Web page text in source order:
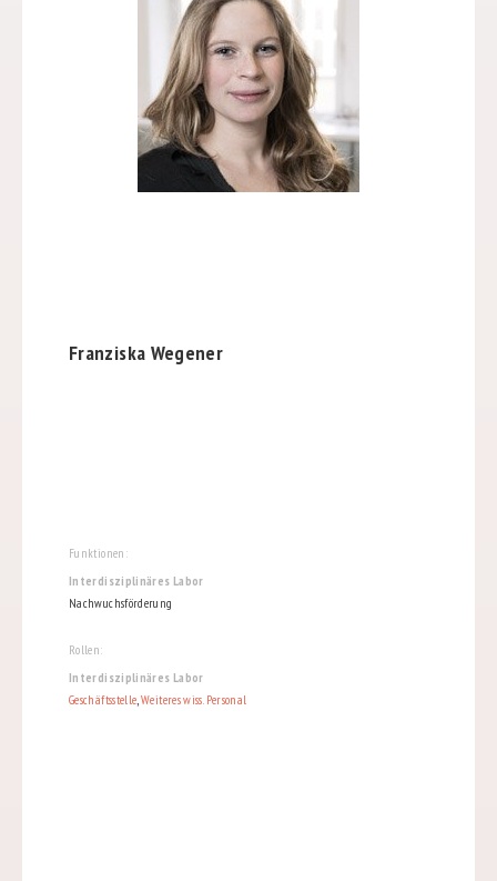
Franziska Wegener
Funktionen:
Interdisziplinäres Labor
Nachwuchsförderung
Rollen:
Interdisziplinäres Labor
Geschäftsstelle,Weiteres wiss. Personal